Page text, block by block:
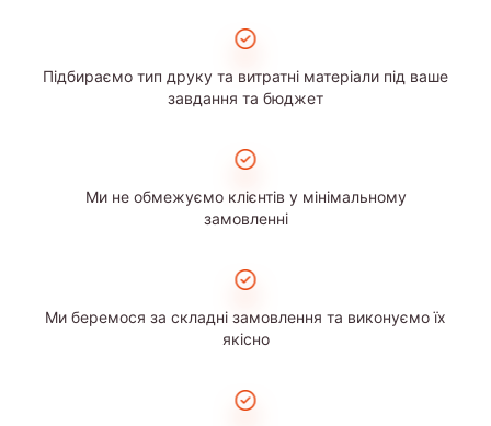
Підбираємо тип друку та витратні матеріали під ваше
завдання та бюджет
Ми не обмежуємо клієнтів у мінімальному
замовленні
Ми беремося за складні замовлення та виконуємо їх
якісно